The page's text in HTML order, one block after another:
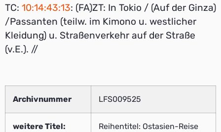
TC: 10:14:43:13: (FA)ZT: In Tokio / (Auf der Ginza)
/Passanten (teilw. im Kimono u. westlicher
Kleidung) u. Straßenverkehr auf der Straße
(v.E.). //
Archivnummer LFS009525
weitere Titel: Reihentitel: Ostasien-Reise